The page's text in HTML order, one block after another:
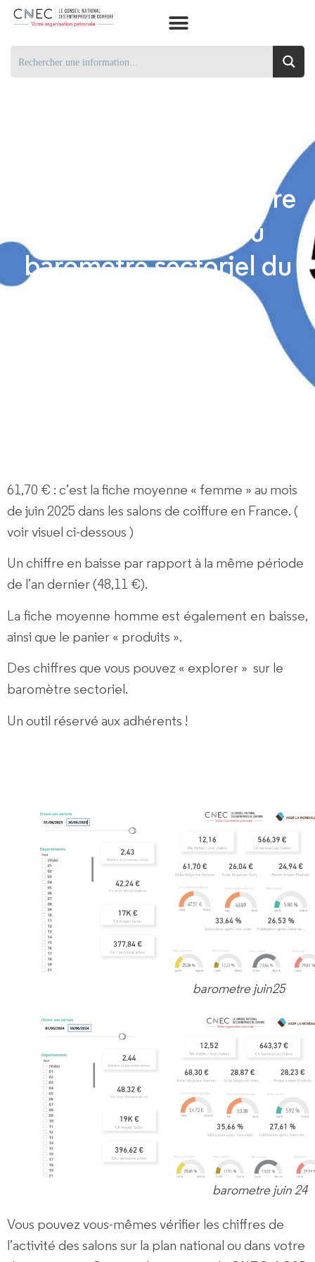
61,70 € : c’est le chiffre
du mois de juin du
baromètre sectoriel du
61,70 € : c’est la fiche moyenne « femme » au mois
de juin 2025 dans les salons de coiffure en France. (
voir visuel ci-dessous )
Un chiffre en baisse par rapport à la même période
de l’an dernier (48,11 €).
La fiche moyenne homme est également en baisse,
ainsi que le panier « produits ».
Des chiffres que vous pouvez « explorer » sur le
baromètre sectoriel.
Un outil réservé aux adhérents !
barometre juin25
barometre juin 24
Vous pouvez vous-mêmes vérifier les chiffres de
l’activité des salons sur la plan national ou dans votre